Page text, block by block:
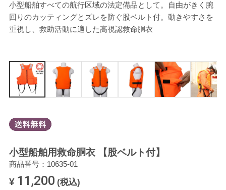
小型船舶すべての航行区域の法定備品として。自由がきく腕
回りのカッティングとズレを防ぐ股ベルト付。動きやすさを
重視し、救助活動に適した高視認救命胴衣
小型船舶用救命胴衣 【股ベルト付】
商品番号：10635-01
¥ 11,200 (税込)